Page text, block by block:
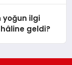
yoğun ilgi
geldi?